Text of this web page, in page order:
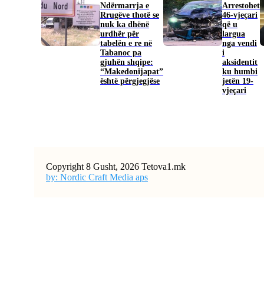
Ndërmarrja e
Rrugëve thotë se
nuk ka dhënë
urdhër për
tabelën e re në
Tabanoc pa
gjuhën shqipe:
“Makedonijapat”
është përgjegjëse
Arrestohet
46-vjeçari
që u
largua
nga vendi
i
aksidentit
ku humbi
jetën 19-
vjeçari
Copyright 8 Gusht, 2026 Tetova1.mk
by: Nordic Craft Media aps